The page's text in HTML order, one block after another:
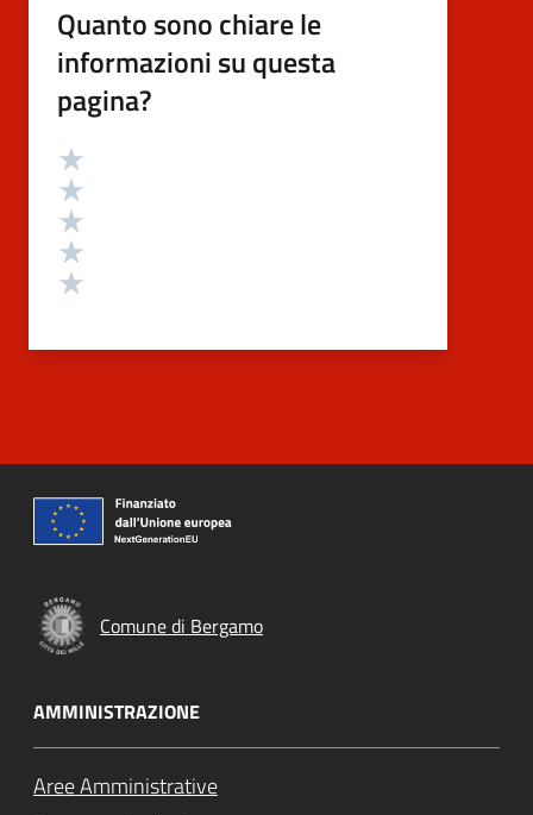
Quanto sono chiare le
informazioni su questa
pagina?
Valutazione
Comune di Bergamo
AMMINISTRAZIONE
Aree Amministrative